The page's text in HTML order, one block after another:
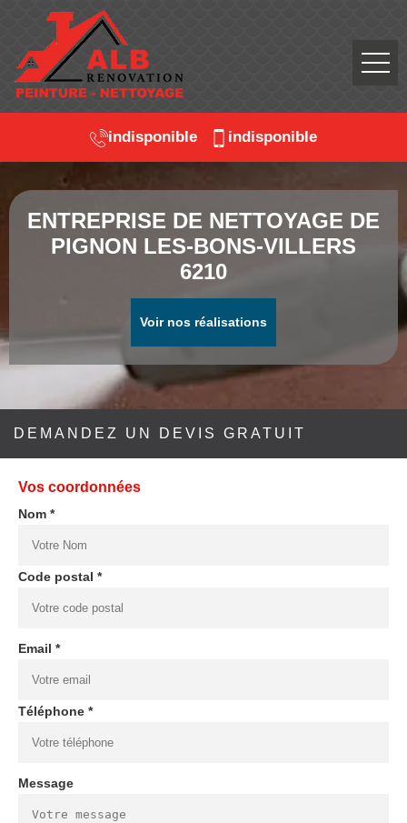
indisponible indisponible
ENTREPRISE DE NETTOYAGE DE
PIGNON LES-BONS-VILLERS
6210
Voir nos réalisations
DEMANDEZ UN DEVIS GRATUIT
Vos coordonnées
Nom *
Code postal *
Email *
Téléphone *
Message